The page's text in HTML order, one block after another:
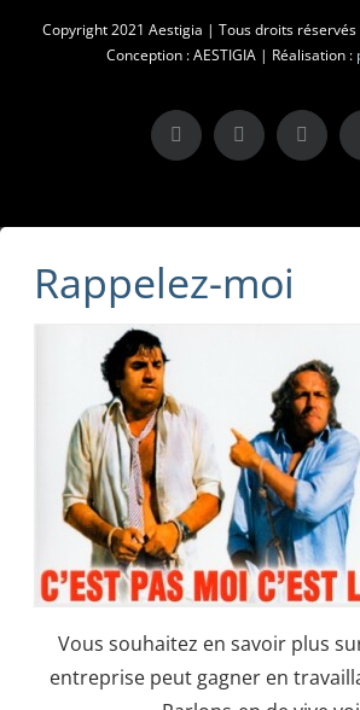
Copyright 2021 Aestigia | Tous droits réservés
Conception : AESTIGIA | Réalisation :
X LinkedIn
Rappelez-moi
Vous souhaitez en savoir plus
entreprise peut gagner en